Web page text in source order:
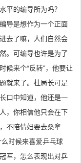
平的编导所为吗？
导是想作为一个正面
去了嘛，人们自然会
。可编导也许是为了
候来个“反转”，他要让
就来了。杜局长可是
口中知道，他还是一
，你相信他只会在下
不陪情妇要去桑拿
时候来喜爱乒乓球
军，怎么表现出对乒